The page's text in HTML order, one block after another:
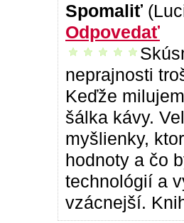
Spomaliť
Odpovedať
vrelo odporúčam
neprajnosti
Keďže
šálka kávy.
myšlienky,
hodnoty a čo
technológií a
vzácnejší.